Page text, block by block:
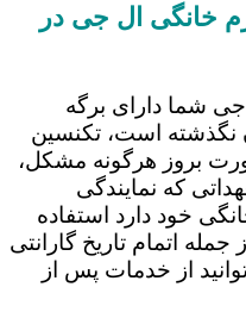
خانگی ال جی در
شما دارای برگه
نگذشته است، تکنسین
بروز هرگونه مشکل،
که نمایندگی
خود دارد استفاده
جمله اتمام تاریخ گارانتی
از خدمات پس از